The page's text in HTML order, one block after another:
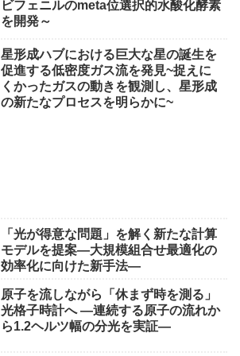
ビフェニルのmeta位選択的水酸化酵素
を開発～
星形成ハブにおける巨大な星の誕生を
促進する低密度ガス流を発見~捉えに
くかったガスの動きを観測し、星形成
の新たなプロセスを明らかに~
「光が得意な問題」を解く新たな計算
モデルを提案―大規模組合せ最適化の
効率化に向けた新手法―
原子を流しながら「休まず時を測る」
光格子時計へ ―連続する原子の流れか
ら1.2ヘルツ幅の分光を実証―